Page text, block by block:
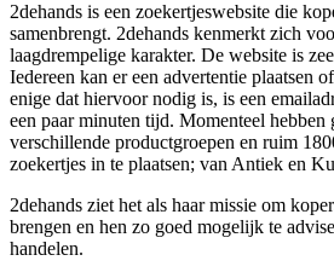
2dehands is een zoekertjeswebsite die
samenbrengt. 2dehands kenmerkt zich
laagdrempelige karakter. De website is
Iedereen kan er een advertentie plaatsen
enige dat hiervoor nodig is, is een
een paar minuten tijd. Momenteel hebben
verschillende productgroepen en ruim
zoekertjes in te plaatsen; van Antiek en
2dehands ziet het als haar missie om
brengen en hen zo goed mogelijk te
handelen.